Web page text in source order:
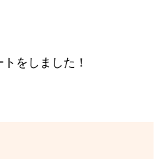
をしました！